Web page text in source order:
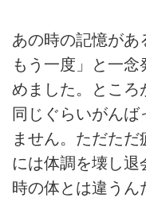
あの時の記憶があ
もう一度」と一
めました。とこ
同じぐらいがん
ません。ただた
には体調を壊し
時の体とは違うん